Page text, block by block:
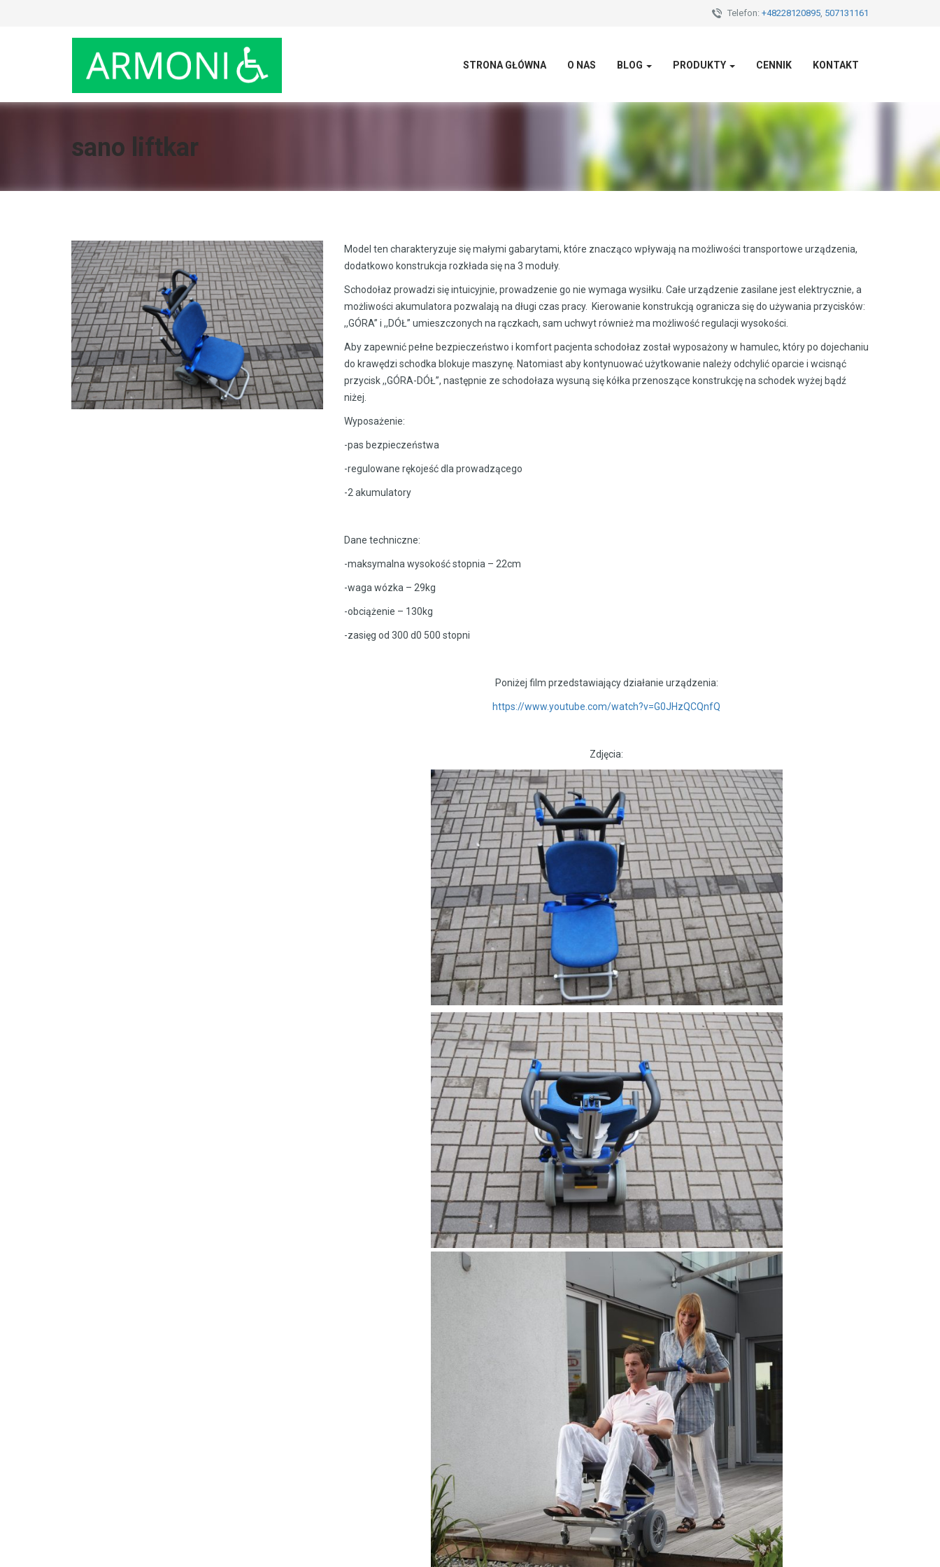
Telefon: +48228120895, 507131161
STRONA GŁÓWNA O NAS BLOG PRODUKTY CENNIK KONTAKT
sano liftkar
Model ten charakteryzuje się małymi gabarytami, które znacząco wpływają na możliwości transportowe urządzenia,
dodatkowo konstrukcja rozkłada się na 3 moduły.
Schodołaz prowadzi się intuicyjnie, prowadzenie go nie wymaga wysiłku. Całe urządzenie zasilane jest elektrycznie, a
możliwości akumulatora pozwalają na długi czas pracy. Kierowanie konstrukcją ogranicza się do używania przycisków:
,,GÓRA” i ,,DÓŁ” umieszczonych na rączkach, sam uchwyt również ma możliwość regulacji wysokości.
Aby zapewnić pełne bezpieczeństwo i komfort pacjenta schodołaz został wyposażony w hamulec, który po dojechaniu
do krawędzi schodka blokuje maszynę. Natomiast aby kontynuować użytkowanie należy odchylić oparcie i wcisnąć
przycisk ,,GÓRA-DÓŁ”, następnie ze schodołaza wysuną się kółka przenoszące konstrukcję na schodek wyżej bądź
niżej.
Wyposażenie:
-pas bezpieczeństwa
-regulowane rękojeść dla prowadzącego
-2 akumulatory
Dane techniczne:
-maksymalna wysokość stopnia – 22cm
-waga wózka – 29kg
-obciążenie – 130kg
-zasięg od 300 d0 500 stopni
Poniżej film przedstawiający działanie urządzenia:
https://www.youtube.com/watch?v=G0JHzQCQnfQ
Zdjęcia: